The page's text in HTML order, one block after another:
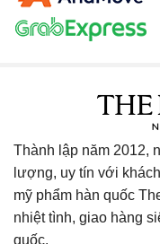
Thành lập năm 2012,
lượng, uy tín với
mỹ phẩm hàn quốc
nhiệt tình, giao hàng
quốc.